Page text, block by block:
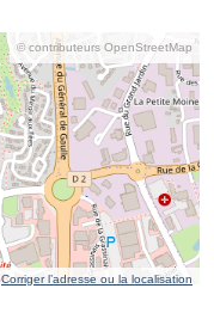
© contributeurs OpenStreetMap
Corriger l’adresse ou la localisation